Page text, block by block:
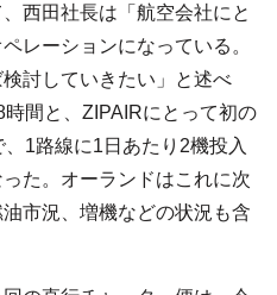
西田社長は「航空会社にと
レーションになっている。
討していきたい」と述べ
間と、ZIPAIRにとって初の
1路線に1日あたり2機投入
た。オーランドはこれに次
市況、増機などの状況も含